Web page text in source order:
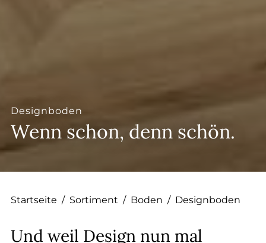
Designboden
Wenn schon, denn schön.
Startseite / Sortiment / Boden / Designboden
Und weil Design nun mal